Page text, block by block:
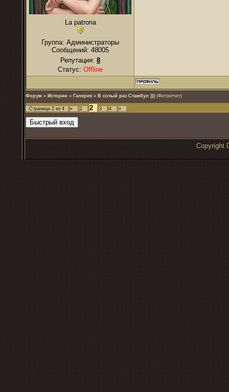
La patrona
Группа: Администраторы
Сообщений: 48005
Репутация: 8
Статус: Offline
Форум » Истории » Галерея » В сотый раз Стамбул ))) (Фотоотчет)
Страница 2 из 4 « 1 2 3 4 »
Copyright